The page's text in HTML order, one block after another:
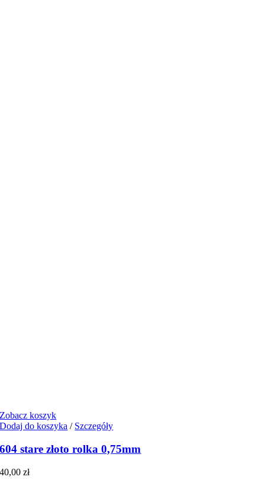
Zobacz koszyk
Dodaj do koszyka / Szczegóły
604 stare złoto rolka 0,75mm
40,00zł